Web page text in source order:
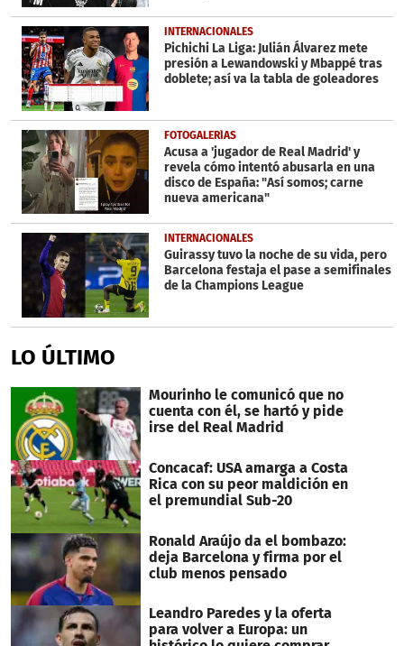
INTERNACIONALES
Pichichi La Liga: Julián Álvarez mete
presión a Lewandowski y Mbappé tras
doblete; así va la tabla de goleadores
FOTOGALERÍAS
Acusa a 'jugador de Real Madrid' y
revela cómo intentó abusarla en una
disco de España: "Así somos; carne
nueva americana"
INTERNACIONALES
Guirassy tuvo la noche de su vida, pero
Barcelona festaja el pase a semifinales
de la Champions League
LO ÚLTIMO
Mourinho le comunicó que no
cuenta con él, se hartó y pide
irse del Real Madrid
Concacaf: USA amarga a Costa
Rica con su peor maldición en
el premundial Sub-20
Ronald Araújo da el bombazo:
deja Barcelona y firma por el
club menos pensado
Leandro Paredes y la oferta
para volver a Europa: un